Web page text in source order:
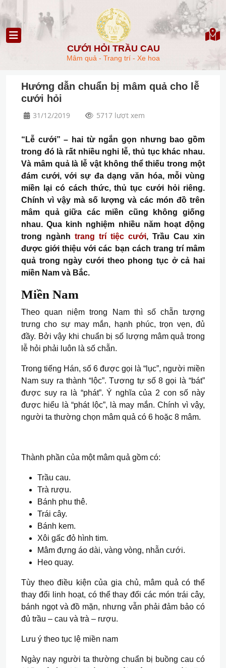
CƯỚI HỎI TRẦU CAU
Mâm quả - Trang trí - Xe hoa
Hướng dẫn chuẩn bị mâm quả cho lễ
cưới hỏi
31/12/2019 5717 lượt xem
“Lễ cưới” – hai từ ngắn gọn nhưng bao gồm
trong đó là rất nhiều nghi lễ, thủ tục khác nhau.
Và mâm quả là lễ vật không thể thiếu trong một
đám cưới, với sự đa dạng văn hóa, mỗi vùng
miền lại có cách thức, thủ tục cưới hỏi riêng.
Chính vì vậy mà số lượng và các món đồ trên
mâm quả giữa các miền cũng không giống
nhau. Qua kinh nghiệm nhiều năm hoạt động
trong ngành trang trí tiệc cưới, Trầu Cau xin
được giới thiệu với các bạn cách trang trí mâm
quả trong ngày cưới theo phong tục ở cả hai
miền Nam và Bắc.
Miền Nam
Theo quan niệm trong Nam thì số chẵn tượng
trưng cho sự may mắn, hạnh phúc, trọn vẹn, đủ
đầy. Bởi vậy khi chuẩn bị số lượng mâm quả trong
lễ hỏi phải luôn là số chẵn.
Trong tiếng Hán, số 6 được gọi là “lục”, người miền
Nam suy ra thành “lộc”. Tương tự số 8 gọi là “bát”
được suy ra là “phát”. Ý nghĩa của 2 con số này
được hiểu là “phát lộc”, là may mắn. Chính vì vậy,
người ta thường chọn mâm quả có 6 hoặc 8 mâm.
Thành phần của một mâm quả gồm có:
Trầu cau.
Trà rượu.
Bánh phu thê.
Trái cây.
Bánh kem.
Xôi gấc đỏ hình tim.
Mâm đựng áo dài, vàng vòng, nhẫn cưới.
Heo quay.
Tùy theo điều kiện của gia chủ, mâm quả có thể
thay đổi linh hoạt, có thể thay đổi các món trái cây,
bánh ngọt và đồ mặn, nhưng vẫn phải đảm bảo có
đủ trầu – cau và trà – rượu.
Lưu ý theo tục lệ miền nam
Ngày nay người ta thường chuẩn bị buồng cau có